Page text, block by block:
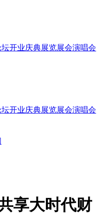
坛开业庆典展览展会演唱会
坛开业庆典展览展会演唱会
享大时代财